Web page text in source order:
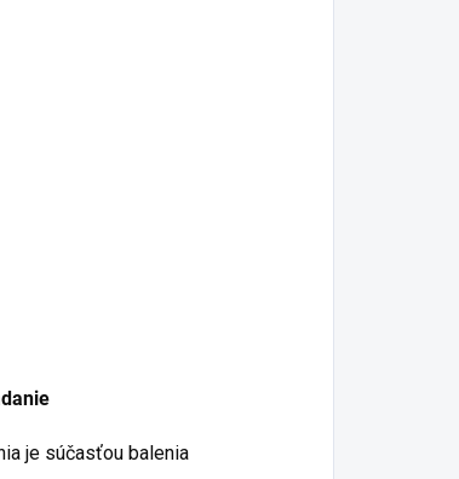
je súčasťou balenia